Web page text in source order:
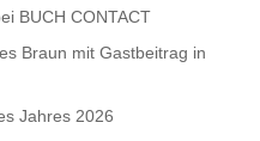
BUCH CONTACT
Braun mit Gastbeitrag in
Jahres 2026